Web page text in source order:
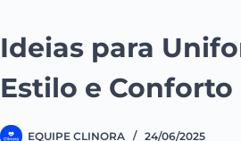
Ideias para
Estilo e Conforto
EQUIPE CLINORA 24/06/2025